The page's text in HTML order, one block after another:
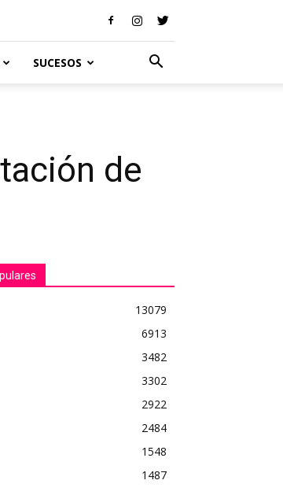
SUCESOS
de
13079
6913
3482
3302
2922
2484
1548
1487